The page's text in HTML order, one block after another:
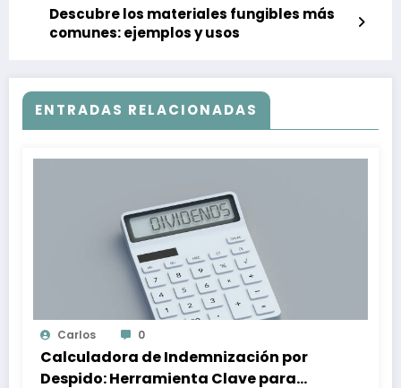
Descubre los materiales fungibles más
comunes: ejemplos y usos
ENTRADAS RELACIONADAS
Carlos 0
Calculadora de Indemnización por
Despido: Herramienta Clave para